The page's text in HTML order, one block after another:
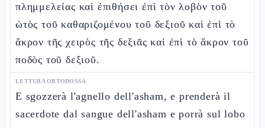
πλημμελείας καὶ ἐπιθήσει ἐπὶ τὸν λοβὸν τοῦ
ὠτὸς τοῦ καθαριζομένου τοῦ δεξιοῦ καὶ ἐπὶ τὸ
ἄκρον τῆς χειρὸς τῆς δεξιᾶς καὶ ἐπὶ τὸ ἄκρον τοῦ
ποδὸς τοῦ δεξιοῦ.
LETTURA ORTODOSSA
E sgozzerà l'agnello dell'asham, e prenderà il
sacerdote dal sangue dell'asham e porrà sul lobo